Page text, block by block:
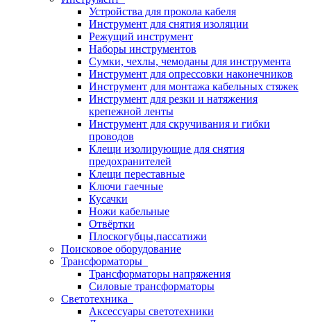
Устройства для прокола кабеля
Инструмент для снятия изоляции
Режущий инструмент
Наборы инструментов
Сумки, чехлы, чемоданы для инструмента
Инструмент для опрессовки наконечников
Инструмент для монтажа кабельных стяжек
Инструмент для резки и натяжения
крепежной ленты
Инструмент для скручивания и гибки
проводов
Клещи изолирующие для снятия
предохранителей
Клещи переставные
Ключи гаечные
Кусачки
Ножи кабельные
Отвёртки
Плоскогубцы,пассатижи
Поисковое оборудование
Трансформаторы
Трансформаторы напряжения
Силовые трансформаторы
Светотехника
Аксессуары светотехники